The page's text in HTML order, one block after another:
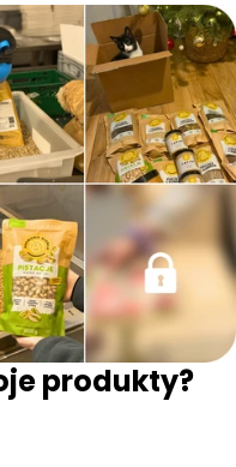
produkty?